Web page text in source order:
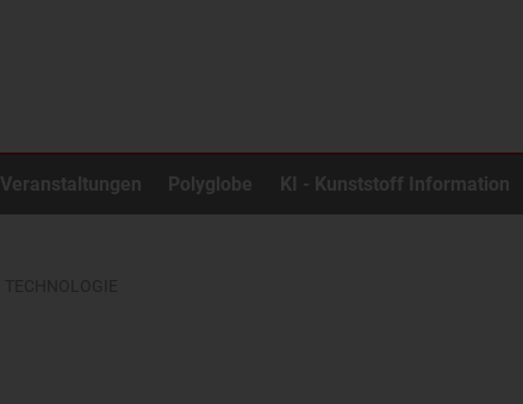
Veranstaltungen Polyglobe KI - Kunststoff Information